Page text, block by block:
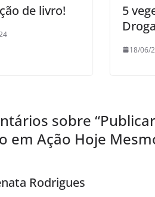
de livro!
5
18/06/
sobre “
em Ação Hoje
Rodrigues